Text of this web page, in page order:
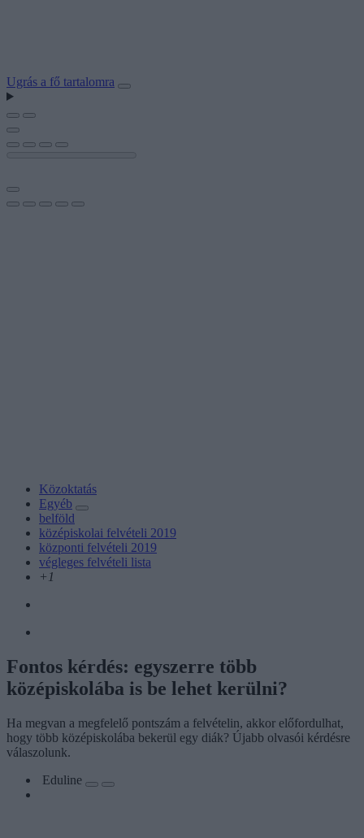
Ugrás a fő tartalomra
Közoktatás
Egyéb
belföld
középiskolai felvételi 2019
központi felvételi 2019
végleges felvételi lista
+1
Fontos kérdés: egyszerre több
középiskolába is be lehet kerülni?
Ha megvan a megfelelő pontszám a felvételin, akkor előfordulhat,
hogy több középiskolába bekerül egy diák? Újabb olvasói kérdésre
válaszolunk.
Eduline